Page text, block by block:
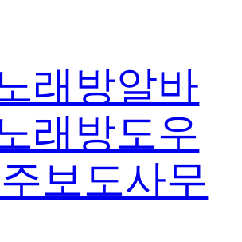
래방알바
래방도우
보도사무